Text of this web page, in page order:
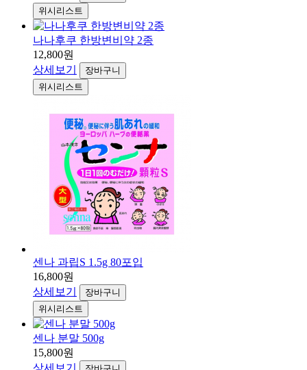
위시리스트
나나후쿠 한방변비약 2종
12,800원
상세보기
장바구니
위시리스트
센나 과립S 1.5g 80포입
16,800원
상세보기
장바구니
위시리스트
센나 분말 500g
15,800원
상세보기